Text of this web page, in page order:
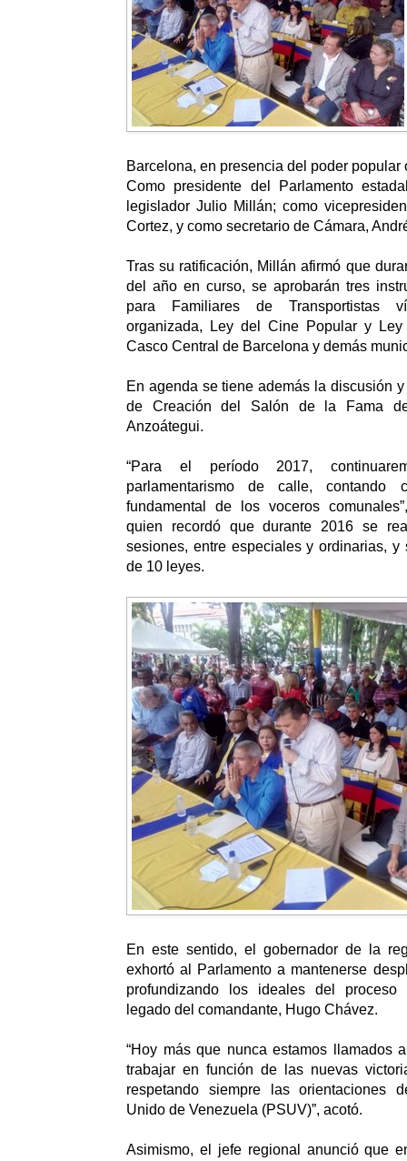
Barcelona, en presencia del poder popular
Como presidente del Parlamento
legislador Julio Millán; como
Cortez, y como secretario de Cámara,
Tras su ratificación, Millán afirmó que
del año en curso, se aprobarán tres
para Familiares de Transportistas
organizada, Ley del Cine Popular y
Casco Central de Barcelona y demás
En agenda se tiene además la discusión
de Creación del Salón de la Fama
Anzoátegui.
“Para el período 2017,
parlamentarismo de calle, contando
fundamental de los voceros
quien recordó que durante 2016 se
sesiones, entre especiales y ordinarias, y
de 10 leyes.
En este sentido, el gobernador de la
exhortó al Parlamento a mantenerse
profundizando los ideales del proceso
legado del comandante, Hugo Chávez.
“Hoy más que nunca estamos llamados
trabajar en función de las nuevas
respetando siempre las orientaciones
Unido de Venezuela (PSUV)”, acotó.
Asimismo, el jefe regional anunció que